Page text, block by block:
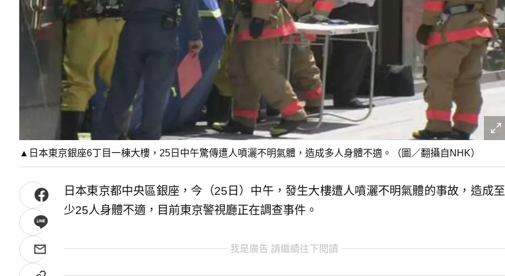
▲日本東京銀座6丁目一棟大樓，25日中午驚傳遭人噴灑不明氣體，造成多人身體不適。（圖／翻攝自NHK）
日本東京都中央區銀座，今（25日）中午，發生大樓遭人噴灑不明氣體的事故，造成至
少25人身體不適，目前東京警視廳正在調查事件。
我是廣告 請繼續往下閱讀